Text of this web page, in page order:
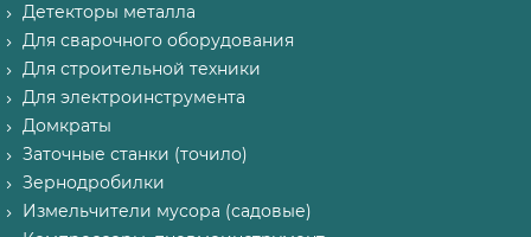
Детекторы металла
Для сварочного оборудования
Для строительной техники
Для электроинструмента
Домкраты
Заточные станки (точило)
Зернодробилки
Измельчители мусора (садовые)